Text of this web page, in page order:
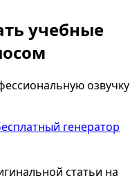
учебные
озвучку
генератор
статьи на